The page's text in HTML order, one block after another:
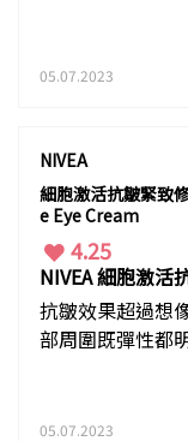
05.07.2023
NIVEA
細胞激活抗皺緊致
e Eye Cream
4.25
NIVEA 細胞激活
霜
抗皺效果超過想
部周圍既彈性都
05.07.2023